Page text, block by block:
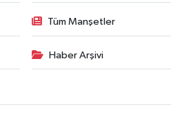
Tüm Manşetler
Haber Arşivi